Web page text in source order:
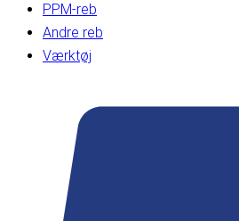
PPM-reb
Andre reb
Værktøj